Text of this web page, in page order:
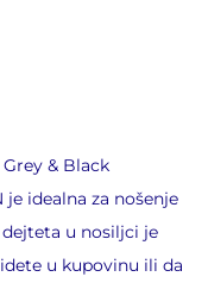
& Black
je idealna za nošenje
u nosiljci je
u kupovinu ili da